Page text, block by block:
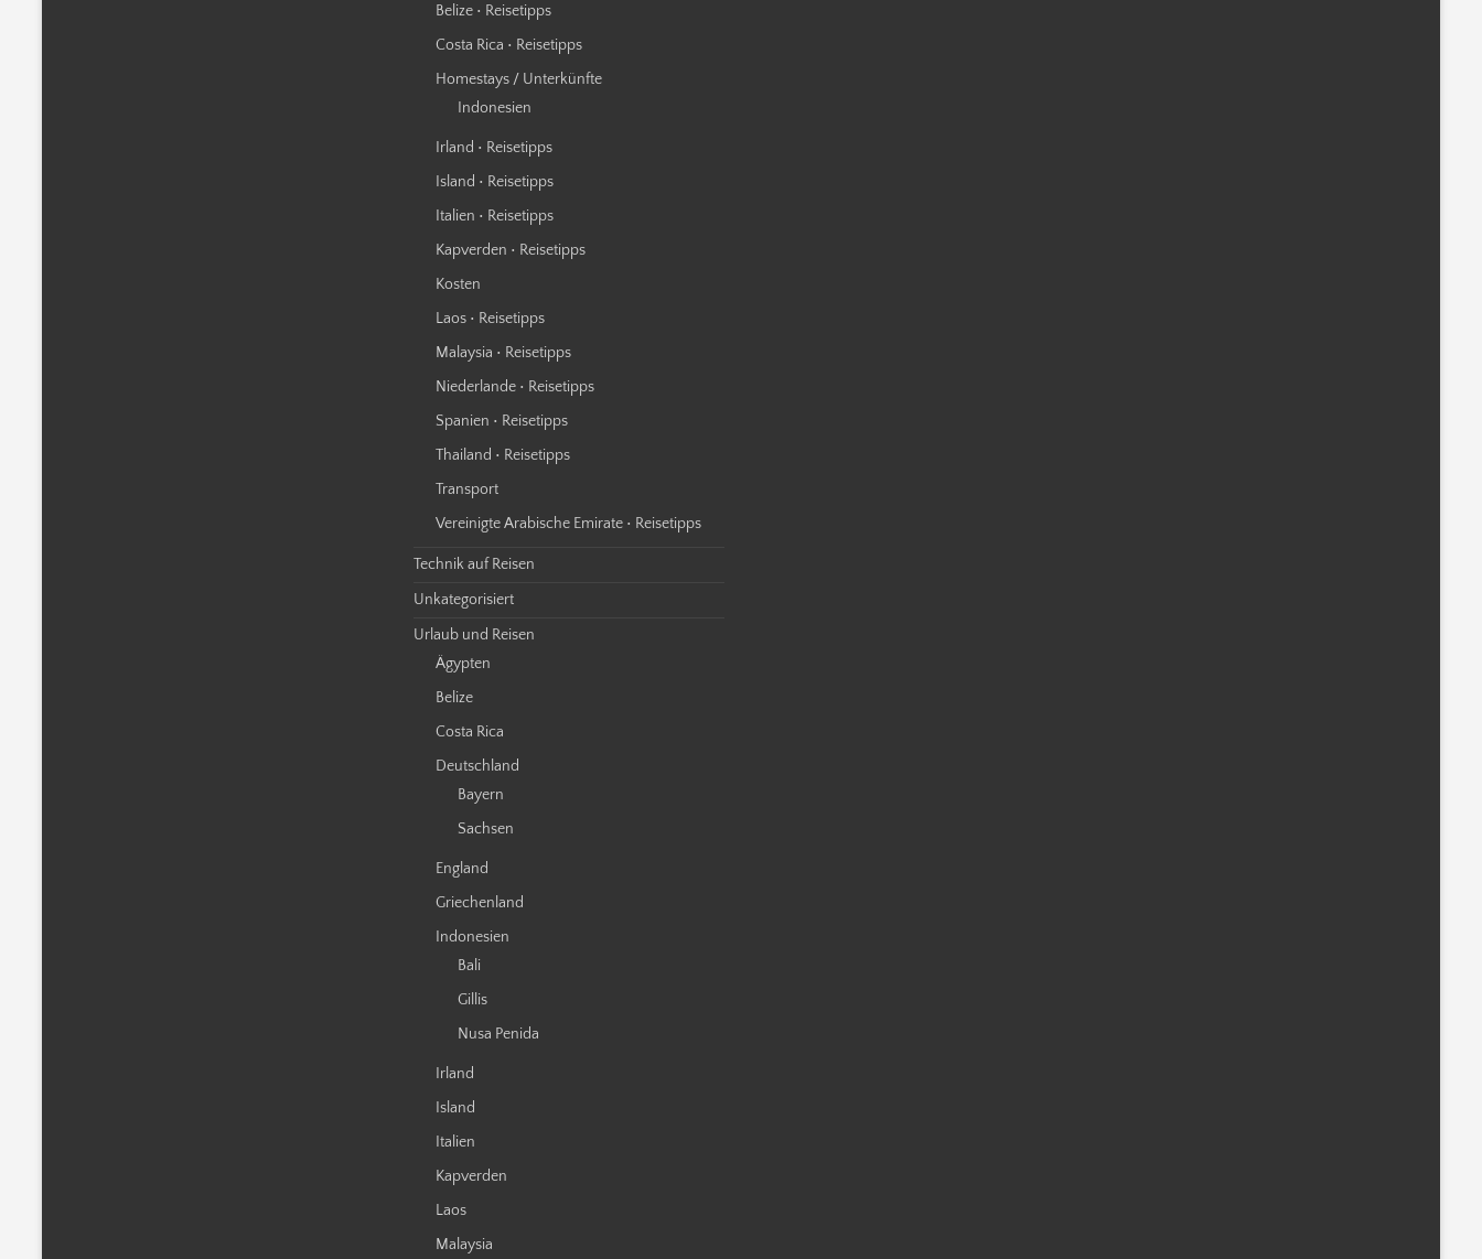
Belize • Reisetipps
Costa Rica • Reisetipps
Homestays / Unterkünfte
Indonesien
Irland • Reisetipps
Island • Reisetipps
Italien • Reisetipps
Kapverden • Reisetipps
Kosten
Laos • Reisetipps
Malaysia • Reisetipps
Niederlande • Reisetipps
Spanien • Reisetipps
Thailand • Reisetipps
Transport
Vereinigte Arabische Emirate • Reisetipps
Technik auf Reisen
Unkategorisiert
Urlaub und Reisen
Ägypten
Belize
Costa Rica
Deutschland
Bayern
Sachsen
England
Griechenland
Indonesien
Bali
Gillis
Nusa Penida
Irland
Island
Italien
Kapverden
Laos
Malaysia